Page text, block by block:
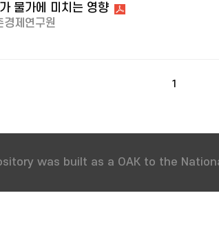
물가에 미치는 영향
경제연구원
1
was built as a OAK to the